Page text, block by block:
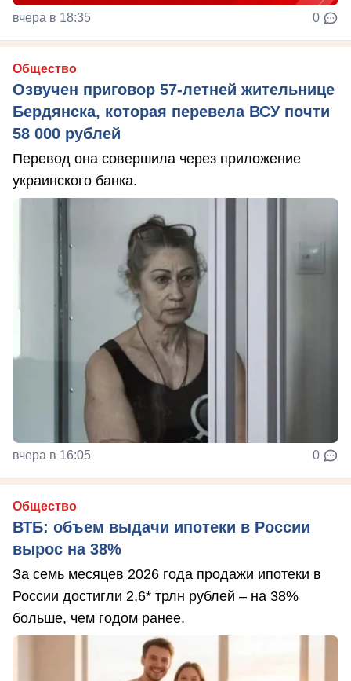
вчера в 18:35 0
Общество
Озвучен приговор 57-летней жительнице
Бердянска, которая перевела ВСУ почти
58 000 рублей
Перевод она совершила через приложение
украинского банка.
вчера в 16:05 0
Общество
ВТБ: объем выдачи ипотеки в России
вырос на 38%
За семь месяцев 2026 года продажи ипотеки в
России достигли 2,6* трлн рублей – на 38%
больше, чем годом ранее.